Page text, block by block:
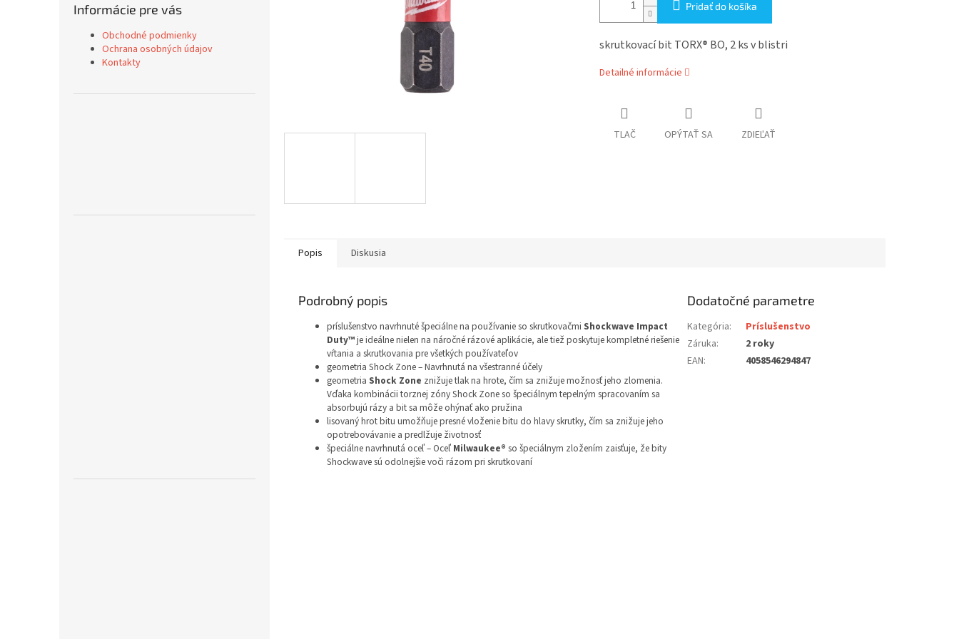
Informácie pre vás
Obchodné podmienky
Ochrana osobných údajov
Kontakty
Pridať do košíka
skrutkovací bit TORX® BO, 2 ks v blistri
Detailné informácie
TLAČ OPÝTAŤ SA ZDIEĽAŤ
Popis Diskusia
Podrobný popis
príslušenstvo navrhnuté špeciálne na používanie so skrutkovačmi Shockwave Impact
Duty™je ideálne nielen na náročné rázové aplikácie, ale tiež poskytuje kompletné riešenie
vŕtania a skrutkovania pre všetkých používateľov
geometria Shock Zone – Navrhnutá na všestranné účely
geometria Shock Zone znižuje tlak na hrote, čím sa znižuje možnosť jeho zlomenia.
Vďaka kombinácii torznej zóny Shock Zone so špeciálnym tepelným spracovaním sa
absorbujú rázy a bit sa môže ohýnať ako pružina
lisovaný hrot bitu umožňuje presné vloženie bitu do hlavy skrutky, čím sa znižuje jeho
opotrebovávanie a predlžuje životnosť
špeciálne navrhnutá oceľ – Oceľ Milwaukee® so špeciálnym zložením zaisťuje, že bity
Shockwave sú odolnejšie voči rázom pri skrutkovaní
Dodatočné parametre
Kategória:
Príslušenstvo
Záruka:
2 roky
EAN: 4058546294847